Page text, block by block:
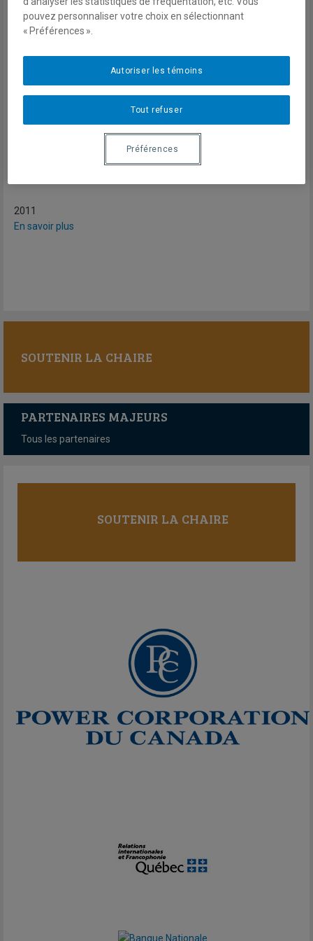
Journal of Development Studies, vol. 32, no 2, juillet 2011.
d'ordre afin de rendre l'aide au développement plus « efficace » :
appropriation, alignement, harmonisation, gestion axée sur les
résultats et responsabilité mutuelle. La présente étude se
nombreux défis et obstacles qui se posent à l'appropriation, et
face aux nombreuses critiques qui lui sont adressées dans la
sphère académique, le discours de l'appropriation, qui peut
apparaître aux premiers abords plutôt convaincant, cache en fait
2011
En savoir plus
SOUTENIR LA CHAIRE
PARTENAIRES MAJEURS
Tous les partenaires
SOUTENIR LA CHAIRE
pouvez personnaliser votre choix en sélectionnant
« Préférences ».
Tout refuser
Autoriser les témoins
Préférences